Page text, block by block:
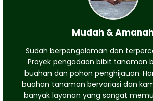
Mudah & Amanah
Sudah berpengalaman dan
Proyek pengadaan bibit tanaman
buahan dan pohon penghijauan.
buahan tanaman bervariasi dan
banyak layanan yang sangat